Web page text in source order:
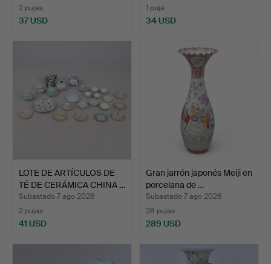
2 pujas
37 USD
1 puja
34 USD
LOTE DE ARTÍCULOS DE
TÉ DE CERÁMICA CHINA …
Subastado 7 ago 2026
2 pujas
41 USD
Gran jarrón japonés Meiji en
porcelana de …
Subastado 7 ago 2026
28 pujas
289 USD